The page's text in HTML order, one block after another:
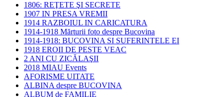
1806: REŢETE ŞI SECRETE
1907 IN PRESA VREMII
1914 RAZBOIUL IN CARICATURA
1914-1918 Mărturii foto despre Bucovina
1914-1918: BUCOVINA SI SUFERINTELE EI
1918 EROII DE PESTE VEAC
2 ANI CU ZICĂLAŞII
2018 MIAU Events
AFORISME UITATE
ALBINA despre BUCOVINA
ALBUM de FAMILIE